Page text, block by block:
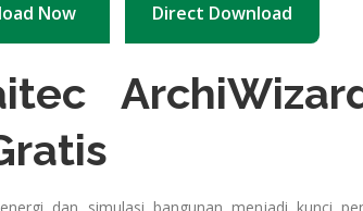
Now Direct Download